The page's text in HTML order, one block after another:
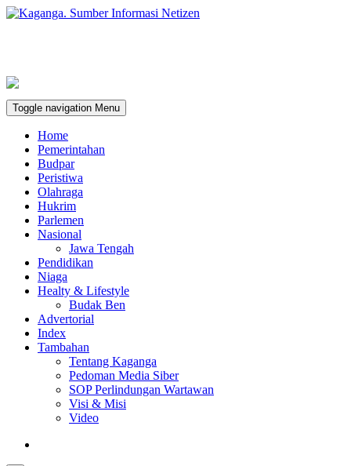
Toggle navigation Menu
Home
Pemerintahan
Budpar
Peristiwa
Olahraga
Hukrim
Parlemen
Nasional
Jawa Tengah
Pendidikan
Niaga
Healty & Lifestyle
Budak Ben
Advertorial
Index
Tambahan
Tentang Kaganga
Pedoman Media Siber
SOP Perlindungan Wartawan
Visi & Misi
Video